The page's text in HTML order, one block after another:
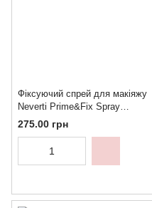
Фіксуючий спрей для макіяжу
Neverti Prime&Fix Spray
NP900
275.00 грн